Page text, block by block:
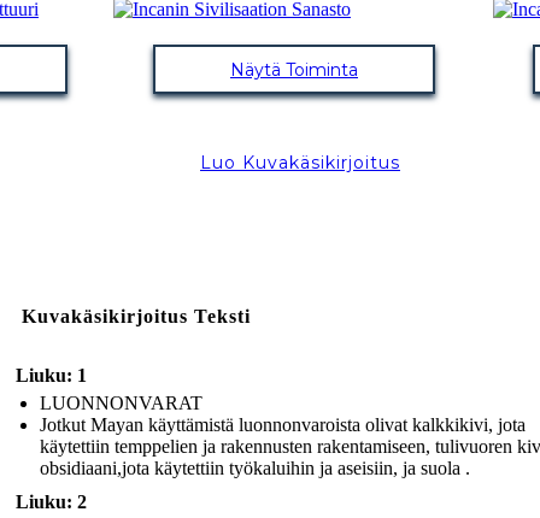
Näytä Toiminta
Luo Kuvakäsikirjoitus
Kuvakäsikirjoitus Teksti
Liuku: 1
LUONNONVARAT
Jotkut Mayan käyttämistä luonnonvaroista olivat kalkkikivi, jota
käytettiin temppelien ja rakennusten rakentamiseen, tulivuoren
obsidiaani,jota käytettiin työkaluihin ja aseisiin, ja suola .
Liuku: 2